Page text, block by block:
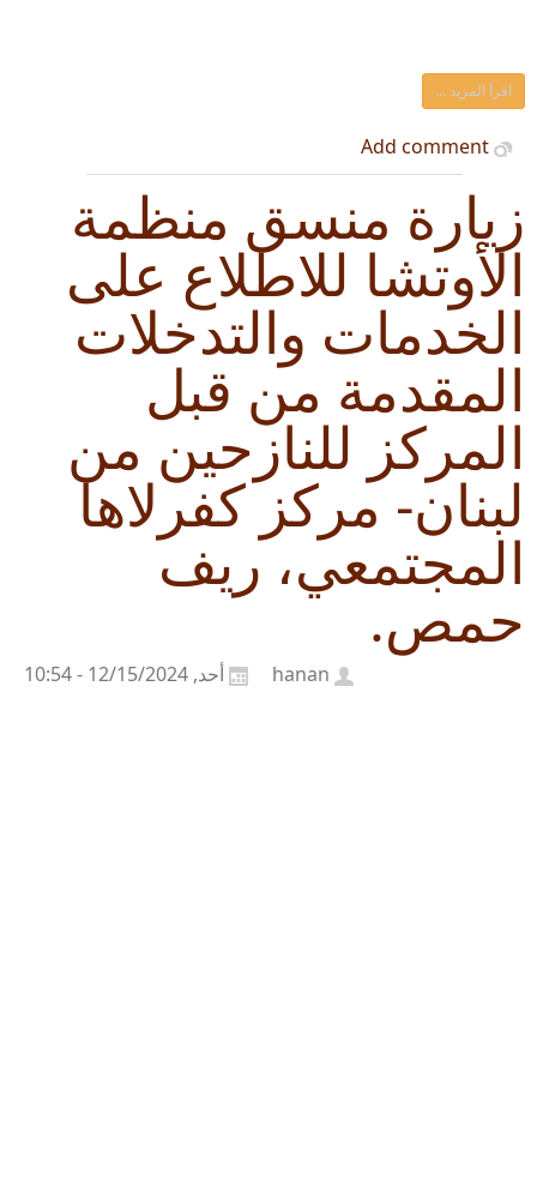
اقرأ المزيد ...
Add comment
زيارة منسق منظمة
الأوتشا للاطلاع على
الخدمات والتدخلات
المقدمة من قبل
المركز للنازحين من
لبنان- مركز كفرلاها
المجتمعي، ريف
حمص.
أحد, 12/15/2024 - 10:54 hanan